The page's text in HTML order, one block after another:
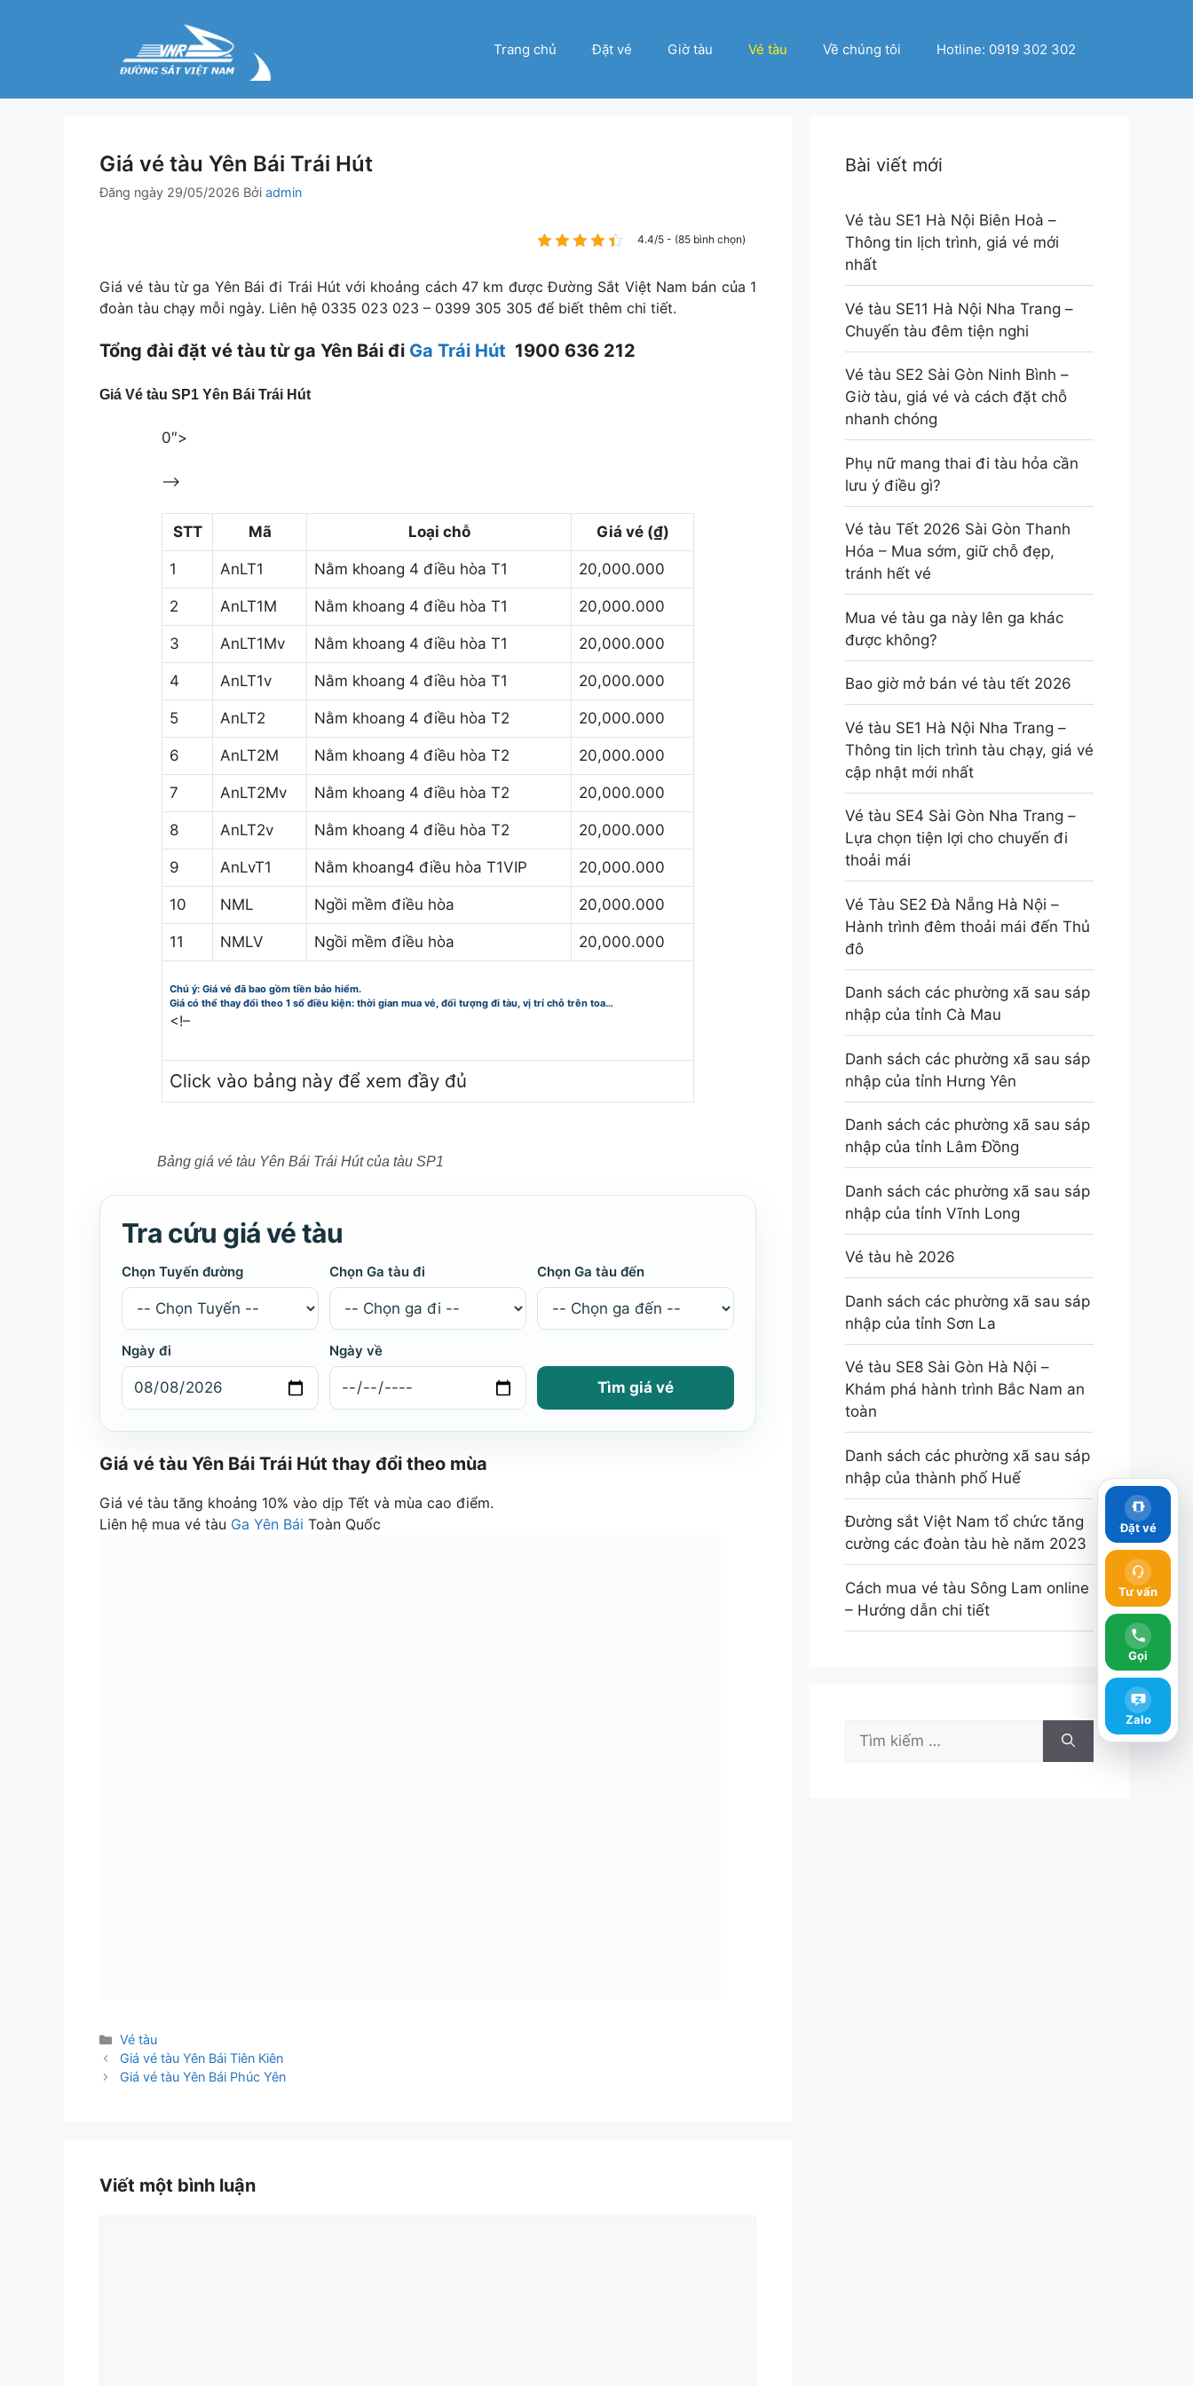
Trang chủ Đặt vé Giờ tàu Vé tàu Về chúng tôi Hotline: 0919 302 302
Giá vé tàu Yên Bái Trái Hút
Đăng ngày 29/05/2026 Bởi admin
4.4/5 - (85 bình chọn)
Giá vé tàu từ ga Yên Bái đi Trái Hút với khoảng cách 47 km được Đường Sắt Việt Nam bán của 1
đoàn tàu chạy mỗi ngày. Liên hệ 0335 023 023 – 0399 305 305 để biết thêm chi tiết.
Tổng đài đặt vé tàu từ ga Yên Bái đi Ga Trái Hút 1900 636 212
Giá Vé tàu SP1 Yên Bái Trái Hút
0″>
–>
STT Mã Loại chỗ Giá vé (₫)
1 AnLT1 Nằm khoang 4 điều hòa T1 20,000.000
2 AnLT1M Nằm khoang 4 điều hòa T1 20,000.000
3 AnLT1Mv Nằm khoang 4 điều hòa T1 20,000.000
4 AnLT1v Nằm khoang 4 điều hòa T1 20,000.000
5 AnLT2 Nằm khoang 4 điều hòa T2 20,000.000
6 AnLT2M Nằm khoang 4 điều hòa T2 20,000.000
7 AnLT2Mv Nằm khoang 4 điều hòa T2 20,000.000
8 AnLT2v Nằm khoang 4 điều hòa T2 20,000.000
9 AnLvT1 Nằm khoang4 điều hòa T1VIP 20,000.000
10 NML Ngồi mềm điều hòa 20,000.000
11 NMLV Ngồi mềm điều hòa 20,000.000
Chú ý: Giá vé đã bao gồm tiền bảo hiểm.
Giá có thể thay đổi theo 1 số điều kiện: thời gian mua vé, đối tượng đi tàu, vị trí chỗ trên toa…
<!–
Click vào bảng này để xem đầy đủ
Bảng giá vé tàu Yên Bái Trái Hút của tàu SP1
Tra cứu giá vé tàu
Chọn Tuyến đường Chọn Ga tàu đi Chọn Ga tàu đến
Ngày đi Ngày về
Tìm giá vé
Giá vé tàu Yên Bái Trái Hút thay đổi theo mùa
Giá vé tàu tăng khoảng 10% vào dịp Tết và mùa cao điểm.
Liên hệ mua vé tàu Ga Yên Bái Toàn Quốc
Danh
mục
Vé tàu
Giá vé tàu Yên Bái Tiên Kiên
Giá vé tàu Yên Bái Phúc Yên
Viết một bình luận
Bài viết mới
Vé tàu SE1 Hà Nội Biên Hoà –
Thông tin lịch trình, giá vé mới
nhất
Vé tàu SE11 Hà Nội Nha Trang –
Chuyến tàu đêm tiện nghi
Vé tàu SE2 Sài Gòn Ninh Bình –
Giờ tàu, giá vé và cách đặt chỗ
nhanh chóng
Phụ nữ mang thai đi tàu hỏa cần
lưu ý điều gì?
Vé tàu Tết 2026 Sài Gòn Thanh
Hóa – Mua sớm, giữ chỗ đẹp,
tránh hết vé
Mua vé tàu ga này lên ga khác
được không?
Bao giờ mở bán vé tàu tết 2026
Vé tàu SE1 Hà Nội Nha Trang –
Thông tin lịch trình tàu chạy, giá vé
cập nhật mới nhất
Vé tàu SE4 Sài Gòn Nha Trang –
Lựa chọn tiện lợi cho chuyến đi
thoải mái
Vé Tàu SE2 Đà Nẵng Hà Nội –
Hành trình đêm thoải mái đến Thủ
đô
Danh sách các phường xã sau sáp
nhập của tỉnh Cà Mau
Danh sách các phường xã sau sáp
nhập của tỉnh Hưng Yên
Danh sách các phường xã sau sáp
nhập của tỉnh Lâm Đồng
Danh sách các phường xã sau sáp
nhập của tỉnh Vĩnh Long
Vé tàu hè 2026
Danh sách các phường xã sau sáp
nhập của tỉnh Sơn La
Vé tàu SE8 Sài Gòn Hà Nội –
Khám phá hành trình Bắc Nam an
toàn
Danh sách các phường xã sau sáp
nhập của thành phố Huế
Đường sắt Việt Nam tổ chức tăng
cường các đoàn tàu hè năm 2023
Cách mua vé tàu Sông Lam online
– Hướng dẫn chi tiết
Tìm
kiếm
Đặt vé
Tư vấn
Gọi
Zalo